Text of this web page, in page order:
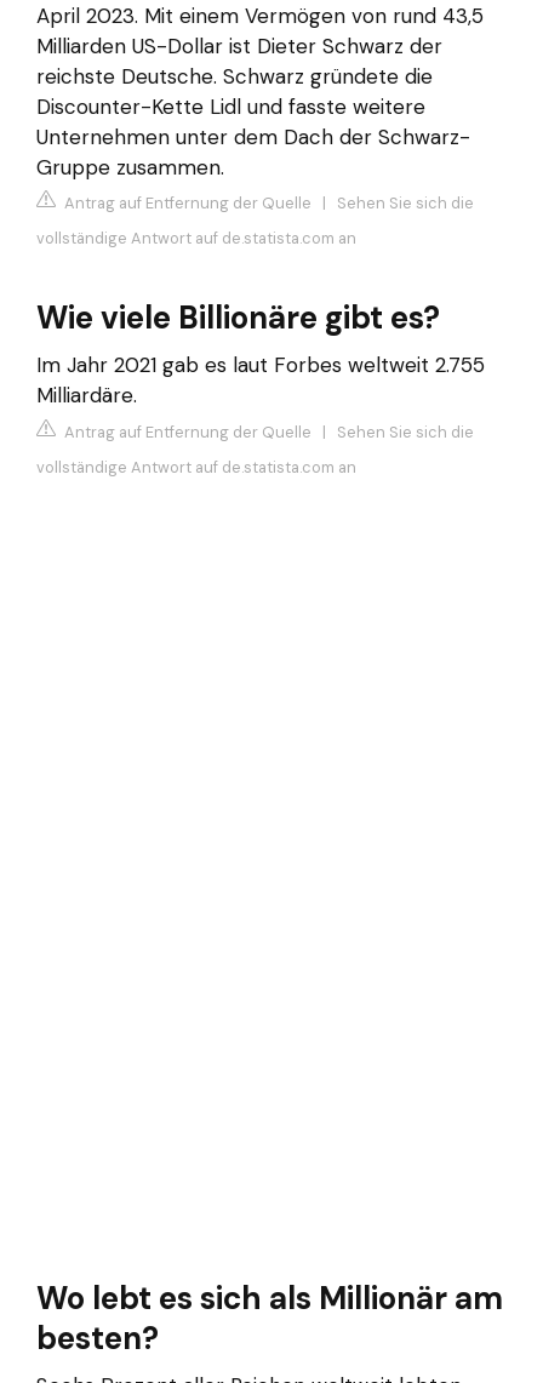
April 2023. Mit einem Vermögen von rund 43,5
Milliarden US-Dollar ist Dieter Schwarz der
reichste Deutsche. Schwarz gründete die
Discounter-Kette Lidl und fasste weitere
Unternehmen unter dem Dach der Schwarz-
Gruppe zusammen.
Antrag auf Entfernung der Quelle | Sehen Sie sich die
vollständige Antwort auf de.statista.com an
Wie viele Billionäre gibt es?
Im Jahr 2021 gab es laut Forbes weltweit 2.755
Milliardäre.
Antrag auf Entfernung der Quelle | Sehen Sie sich die
vollständige Antwort auf de.statista.com an
Wo lebt es sich als Millionär am
besten?